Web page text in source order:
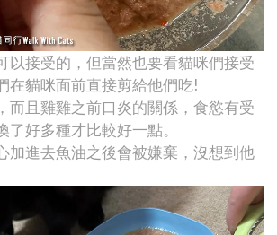
以接受的，但當然也要看貓咪們接受
在貓咪面前直接剪給他們吃!
而且雞雞之前口炎的關係，食慾有受
了好多種才比較好一點。
加進去魚油之後會被嫌棄，沒想到他